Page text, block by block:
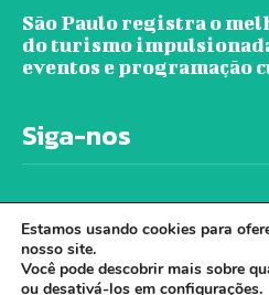
São Paulo registra o
do turismo
eventos e programação
Siga-nos
Estamos usando cookies para
nosso site.
Você pode descobrir mais sobre
ou desativá-los em configurações.